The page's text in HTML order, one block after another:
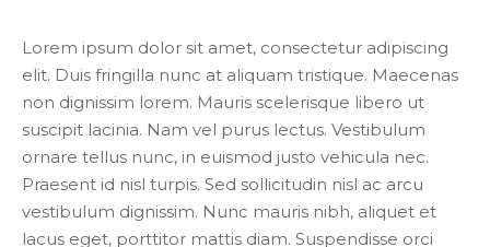
Lorem ipsum dolor sit amet, consectetur adipiscing
elit. Duis fringilla nunc at aliquam tristique. Maecenas
non dignissim lorem. Mauris scelerisque libero ut
suscipit lacinia. Nam vel purus lectus. Vestibulum
ornare tellus nunc, in euismod justo vehicula nec.
Praesent id nisl turpis. Sed sollicitudin nisl ac arcu
vestibulum dignissim. Nunc mauris nibh, aliquet et
lacus eget, porttitor mattis diam. Suspendisse orci